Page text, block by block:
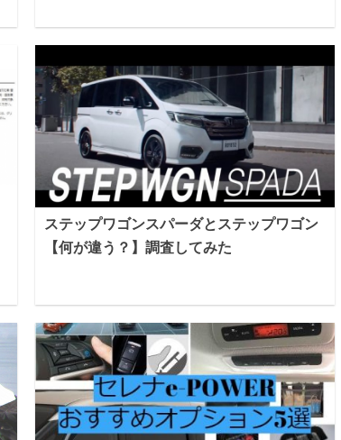
ステップワゴンスパーダとステップワゴン
【何が違う？】調査してみた